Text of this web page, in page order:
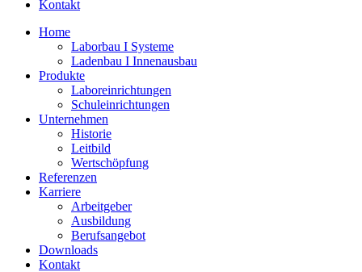
Kontakt
Home
Laborbau I Systeme
Ladenbau I Innenausbau
Produkte
Laboreinrichtungen
Schuleinrichtungen
Unternehmen
Historie
Leitbild
Wertschöpfung
Referenzen
Karriere
Arbeitgeber
Ausbildung
Berufsangebot
Downloads
Kontakt